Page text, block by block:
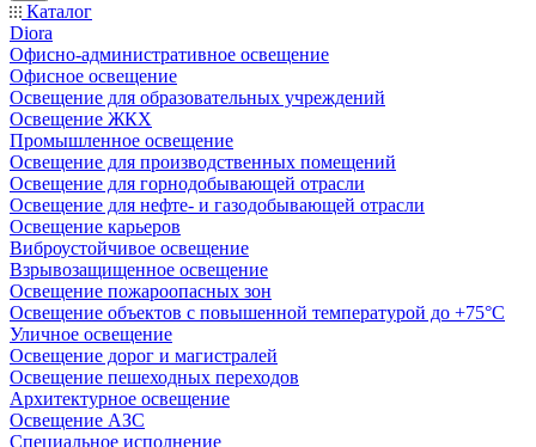
Каталог
Diora
Офисно-административное освещение
Офисное освещение
Освещение для образовательных учреждений
Освещение ЖКХ
Промышленное освещение
Освещение для производственных помещений
Освещение для горнодобывающей отрасли
Освещение для нефте- и газодобывающей отрасли
Освещение карьеров
Виброустойчивое освещение
Взрывозащищенное освещение
Освещение пожароопасных зон
Освещение объектов с повышенной температурой до +75°C
Уличное освещение
Освещение дорог и магистралей
Освещение пешеходных переходов
Архитектурное освещение
Освещение АЗС
Специальное исполнение